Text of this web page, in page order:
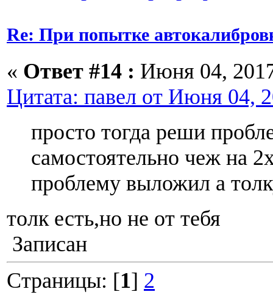
Re: При попытке
« Ответ #14 : Июня 04,
Цитата: павел от Июня 04,
просто тогда реши
самостоятельно чеж на
проблему выложил а
толк есть,но не от тебя
Записан
Страницы: [1] 2